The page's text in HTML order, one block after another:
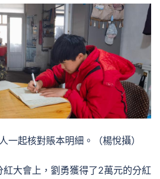
一起核對賬本明細。（楊悅攝）
大會上，劉勇獲得了2萬元的分紅